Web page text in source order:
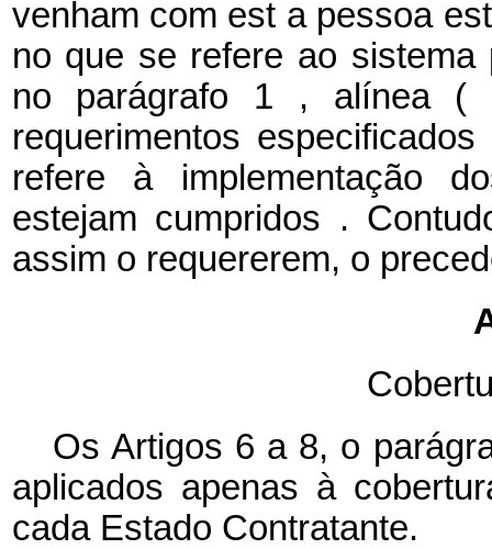
venham com est a pessoa
no que se refere ao sistema
no parágrafo 1 , alínea (
requerimentos especificados
refere à implementação
estejam cumpridos .
assim o requererem, o
Os Artigos 6 a 8, o
aplicados apenas à
cada Estado Contratante.